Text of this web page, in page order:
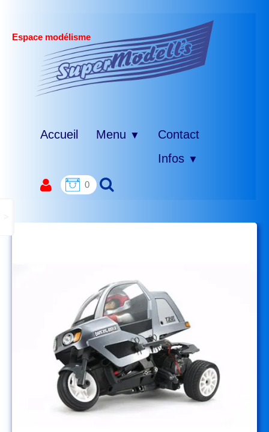
Espace modélisme
Accueil Menu ▼
Contact
Infos ▼
0